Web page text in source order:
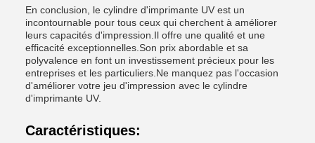
En conclusion, le cylindre d'imprimante UV est un
incontournable pour tous ceux qui cherchent à améliorer
leurs capacités d'impression.Il offre une qualité et une
efficacité exceptionnelles.Son prix abordable et sa
polyvalence en font un investissement précieux pour les
entreprises et les particuliers.Ne manquez pas l'occasion
d'améliorer votre jeu d'impression avec le cylindre
d'imprimante UV.
Caractéristiques: